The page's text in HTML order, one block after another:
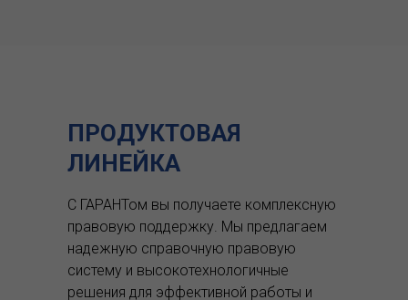
ПРОДУКТОВАЯ
ЛИНЕЙКА
С ГАРАНТом вы получаете комплексную
правовую поддержку. Мы предлагаем
надежную справочную правовую
систему и высокотехнологичные
решения для эффективной работы и